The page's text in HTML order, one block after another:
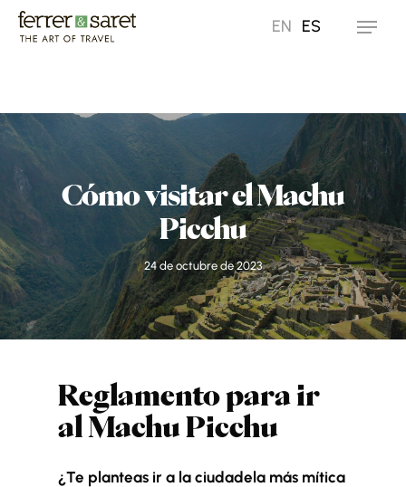
Skip
EN ES Menu
Cómo visitar el Machu
Picchu
24 de octubre de 2023
Reglamento para ir
al Machu Picchu
¿Te planteas ir a la ciudadela más mítica